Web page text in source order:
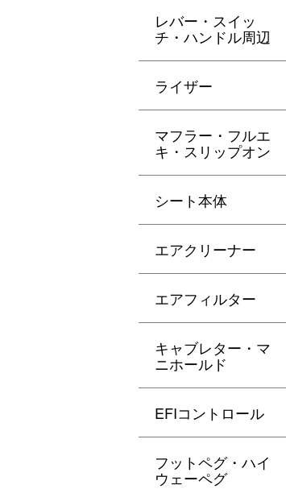
レバー・スイッ
チ・ハンドル周辺
ライザー
マフラー・フルエ
キ・スリップオン
シート本体
エアクリーナー
エアフィルター
キャブレター・マ
ニホールド
EFIコントロール
フットペグ・ハイ
ウェーペグ